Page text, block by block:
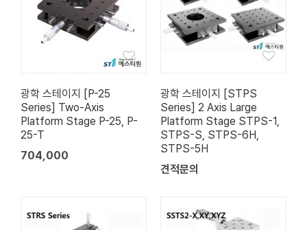
광학 스테이지 [P-25
Series] Two-Axis
Platform Stage P-25, P-
25-T
704,000
광학 스테이지 [STPS
Series] 2 Axis Large
Platform Stage STPS-1,
STPS-S, STPS-6H,
STPS-5H
견적문의